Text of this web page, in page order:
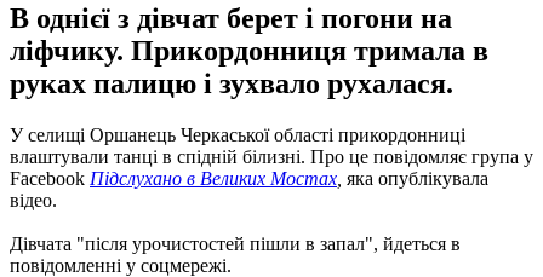
В однієї з дівчат берет і погони на
ліфчику. Прикордонниця тримала в
руках палицю і зухвало рухалася.
У селищі Оршанець Черкаської області прикордонниці
влаштували танці в спідній білизні. Про це повідомляє група у
Facebook Підслухано в Великих Мостах яка опублікувала
відео.
Дівчата "після урочистостей пішли в запал", йдеться в
повідомленні у соцмережі.